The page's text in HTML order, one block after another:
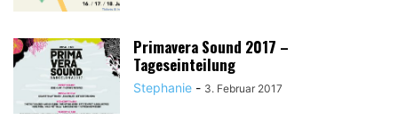
Primavera Sound 2017 –
Tageseinteilung
Stephanie - 3. Februar 2017